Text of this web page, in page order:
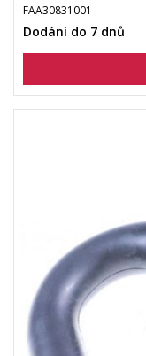
FAA30831001
Dodání do 7 dnů